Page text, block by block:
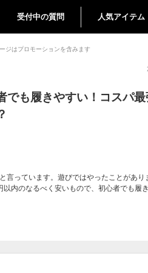
受付中の質問 人気アイテム
ジはプロモーションを含みます
でも履きやすい！コスパ
言っています。遊びではやったことがあり
内のなるべく安いもので、初心者でも履